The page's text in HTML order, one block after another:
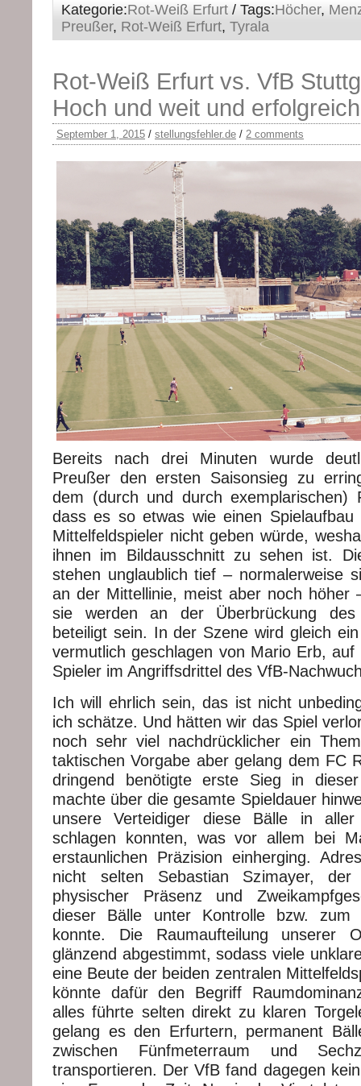
Kategorie:Rot-Weiß Erfurt / Tags:Höcher,
Preußer, Rot-Weiß Erfurt, Tyrala
Rot-Weiß Erfurt vs. VfB
Hoch und weit und erfolgreich
September 1, 2015 / stellungsfehler.de / 2 comments
Bereits nach drei Minuten wurde
Preußer den ersten Saisonsieg zu
dem (durch und durch exemplarischen)
dass es so etwas wie einen Spielaufbau
Mittelfeldspieler nicht geben würde,
ihnen im Bildausschnitt zu sehen ist.
stehen unglaublich tief – normalerweise
an der Mittellinie, meist aber noch höher
sie werden an der Überbrückung des
beteiligt sein. In der Szene wird gleich
vermutlich geschlagen von Mario Erb,
Spieler im Angriffsdrittel des VfB-
Ich will ehrlich sein, das ist nicht
ich schätze. Und hätten wir das Spiel
noch sehr viel nachdrücklicher ein
taktischen Vorgabe aber gelang dem FC
dringend benötigte erste Sieg in
machte über die gesamte Spieldauer
unsere Verteidiger diese Bälle in
schlagen konnten, was vor allem bei
erstaunlichen Präzision einherging.
nicht selten Sebastian Szimayer, der
physischer Präsenz und
dieser Bälle unter Kontrolle bzw. zum
konnte. Die Raumaufteilung unserer
glänzend abgestimmt, sodass viele
eine Beute der beiden zentralen
könnte dafür den Begriff
alles führte selten direkt zu klaren
gelang es den Erfurtern, permanent
zwischen Fünfmeterraum und
transportieren. Der VfB fand dagegen